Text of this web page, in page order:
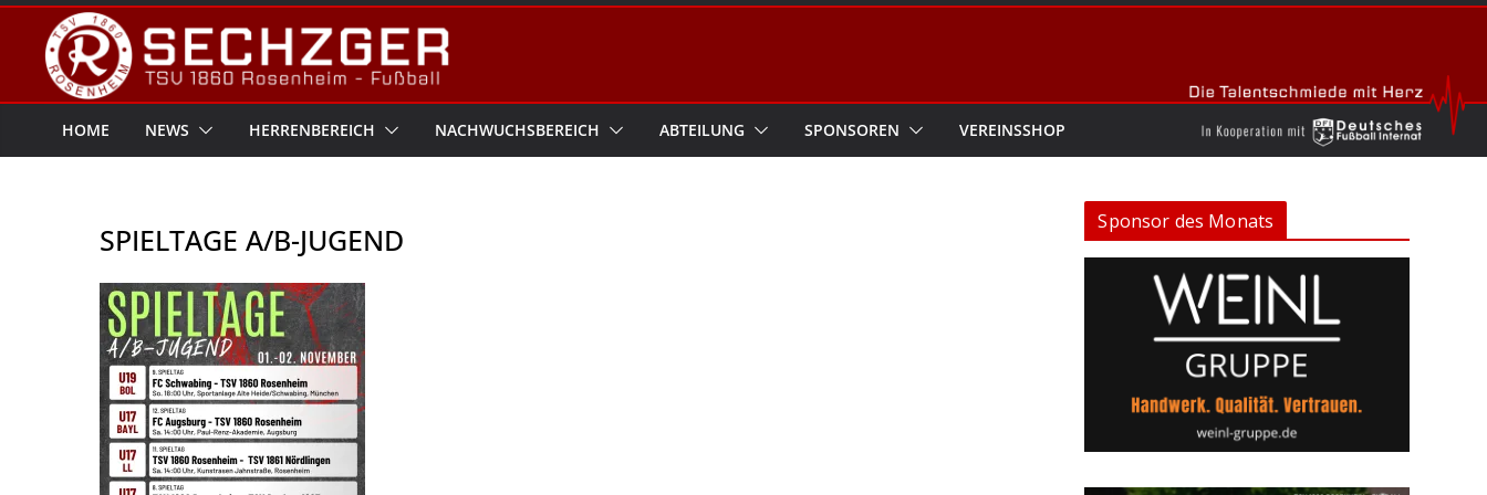
Zum
Inhalt
springen
HOME NEWS HERRENBEREICH NACHWUCHSBEREICH ABTEILUNG SPONSOREN VEREINSSHOP
SPIELTAGE A/B-JUGEND Sponsor des Monats